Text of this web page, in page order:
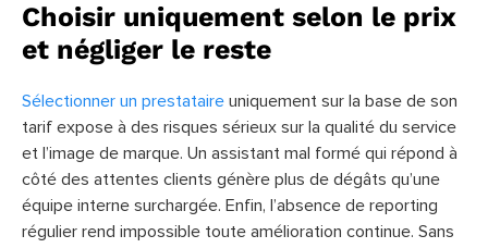
Choisir uniquement selon le prix
et négliger le reste
Sélectionner un prestataire uniquement sur la base de son
tarif expose à des risques sérieux sur la qualité du service
et l’image de marque. Un assistant mal formé qui répond à
côté des attentes clients génère plus de dégâts qu’une
équipe interne surchargée. Enfin, l’absence de reporting
régulier rend impossible toute amélioration continue. Sans